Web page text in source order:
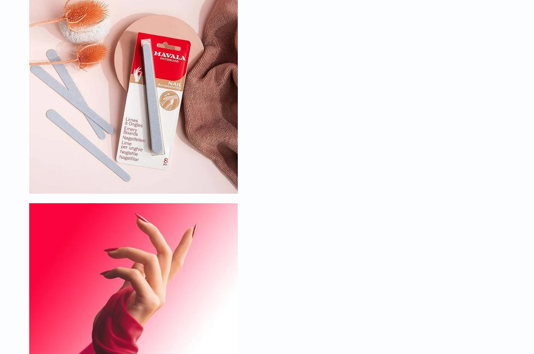
والمسالك
البولية
دعم
الكبد
صحة
البروستاتا
الفيتامينات
مالتي
فيتامين
فيتامين
أ
فيتامين
ب
فيتامين
د
فيتامين
هـ
المعادن
المغنيسيوم
الحديد